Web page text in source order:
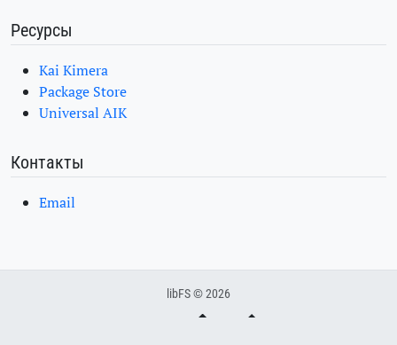
Ресурсы
Kai Kimera
Package Store
Universal AIK
Контакты
Email
libFS © 2026